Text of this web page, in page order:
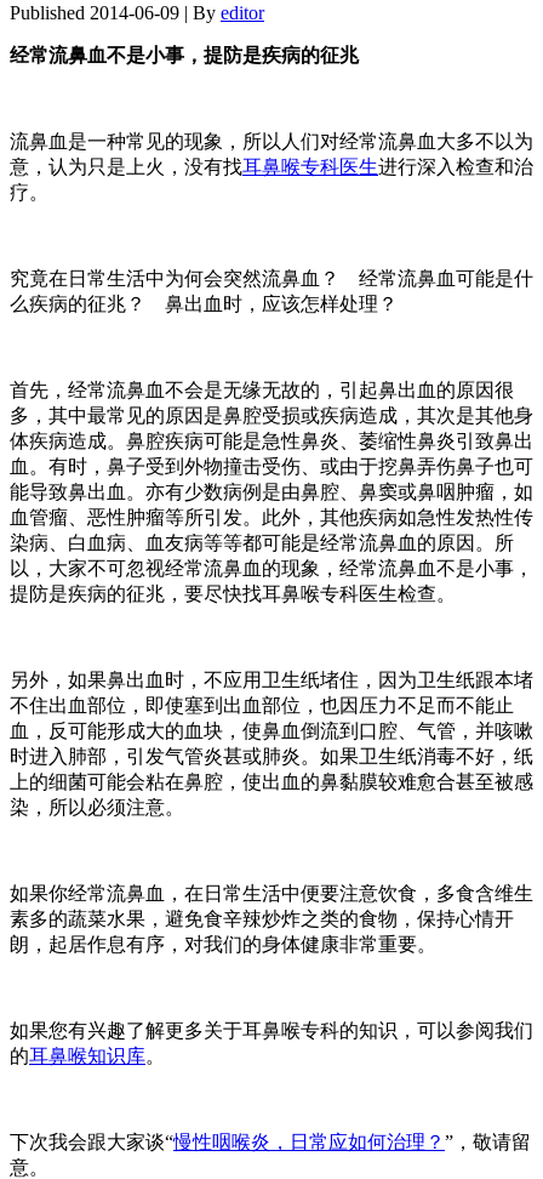
Published 2014-06-09 | By editor
经常流鼻血不是小事，提防是疾病的征兆
流鼻血是一种常见的现象，所以人们对经常流鼻血大多不以为
意，认为只是上火，没有找耳鼻喉专科医生进行深入检查和治
疗。
究竟在日常生活中为何会突然流鼻血？ 经常流鼻血可能是什
么疾病的征兆？ 鼻出血时，应该怎样处理？
首先，经常流鼻血不会是无缘无故的，引起鼻出血的原因很
多，其中最常见的原因是鼻腔受损或疾病造成，其次是其他身
体疾病造成。鼻腔疾病可能是急性鼻炎、萎缩性鼻炎引致鼻出
血。有时，鼻子受到外物撞击受伤、或由于挖鼻弄伤鼻子也可
能导致鼻出血。亦有少数病例是由鼻腔、鼻窦或鼻咽肿瘤，如
血管瘤、恶性肿瘤等所引发。此外，其他疾病如急性发热性传
染病、白血病、血友病等等都可能是经常流鼻血的原因。所
以，大家不可忽视经常流鼻血的现象，经常流鼻血不是小事，
提防是疾病的征兆，要尽快找耳鼻喉专科医生检查。
另外，如果鼻出血时，不应用卫生纸堵住，因为卫生纸跟本堵
不住出血部位，即使塞到出血部位，也因压力不足而不能止
血，反可能形成大的血块，使鼻血倒流到口腔、气管，并咳嗽
时进入肺部，引发气管炎甚或肺炎。如果卫生纸消毒不好，纸
上的细菌可能会粘在鼻腔，使出血的鼻黏膜较难愈合甚至被感
染，所以必须注意。
如果你经常流鼻血，在日常生活中便要注意饮食，多食含维生
素多的蔬菜水果，避免食辛辣炒炸之类的食物，保持心情开
朗，起居作息有序，对我们的身体健康非常重要。
如果您有兴趣了解更多关于耳鼻喉专科的知识，可以参阅我们
的耳鼻喉知识库。
下次我会跟大家谈“慢性咽喉炎，日常应如何治理？ ”，敬请留
意。